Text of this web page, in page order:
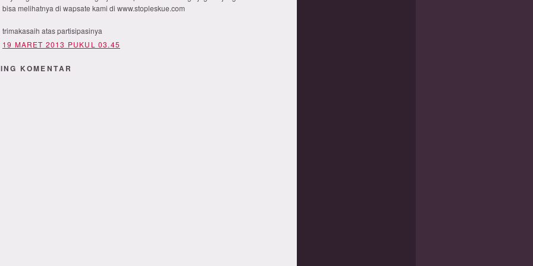
bisa melihatnya di wapsate kami di www.stopleskue.com
trimakasaih atas partisipasinya
19 MARET 2013 PUKUL 03.45
KOMENTAR